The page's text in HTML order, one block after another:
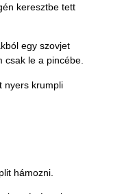
keresztbe tett
egy szovjet
csak le a pincébe.
nyers krumpli
hámozni.